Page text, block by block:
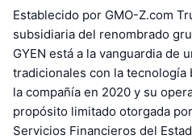
Establecido por GMO-Z.com
subsidiaria del renombrado
GYEN está a la vanguardia de
tradicionales con la tecnología
la compañía en 2020 y su
propósito limitado otorgada
Servicios Financieros del